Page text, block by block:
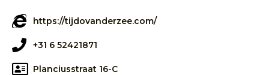
https://tijdovanderzee.com/
+31 6 52421871
Planciusstraat 16-C